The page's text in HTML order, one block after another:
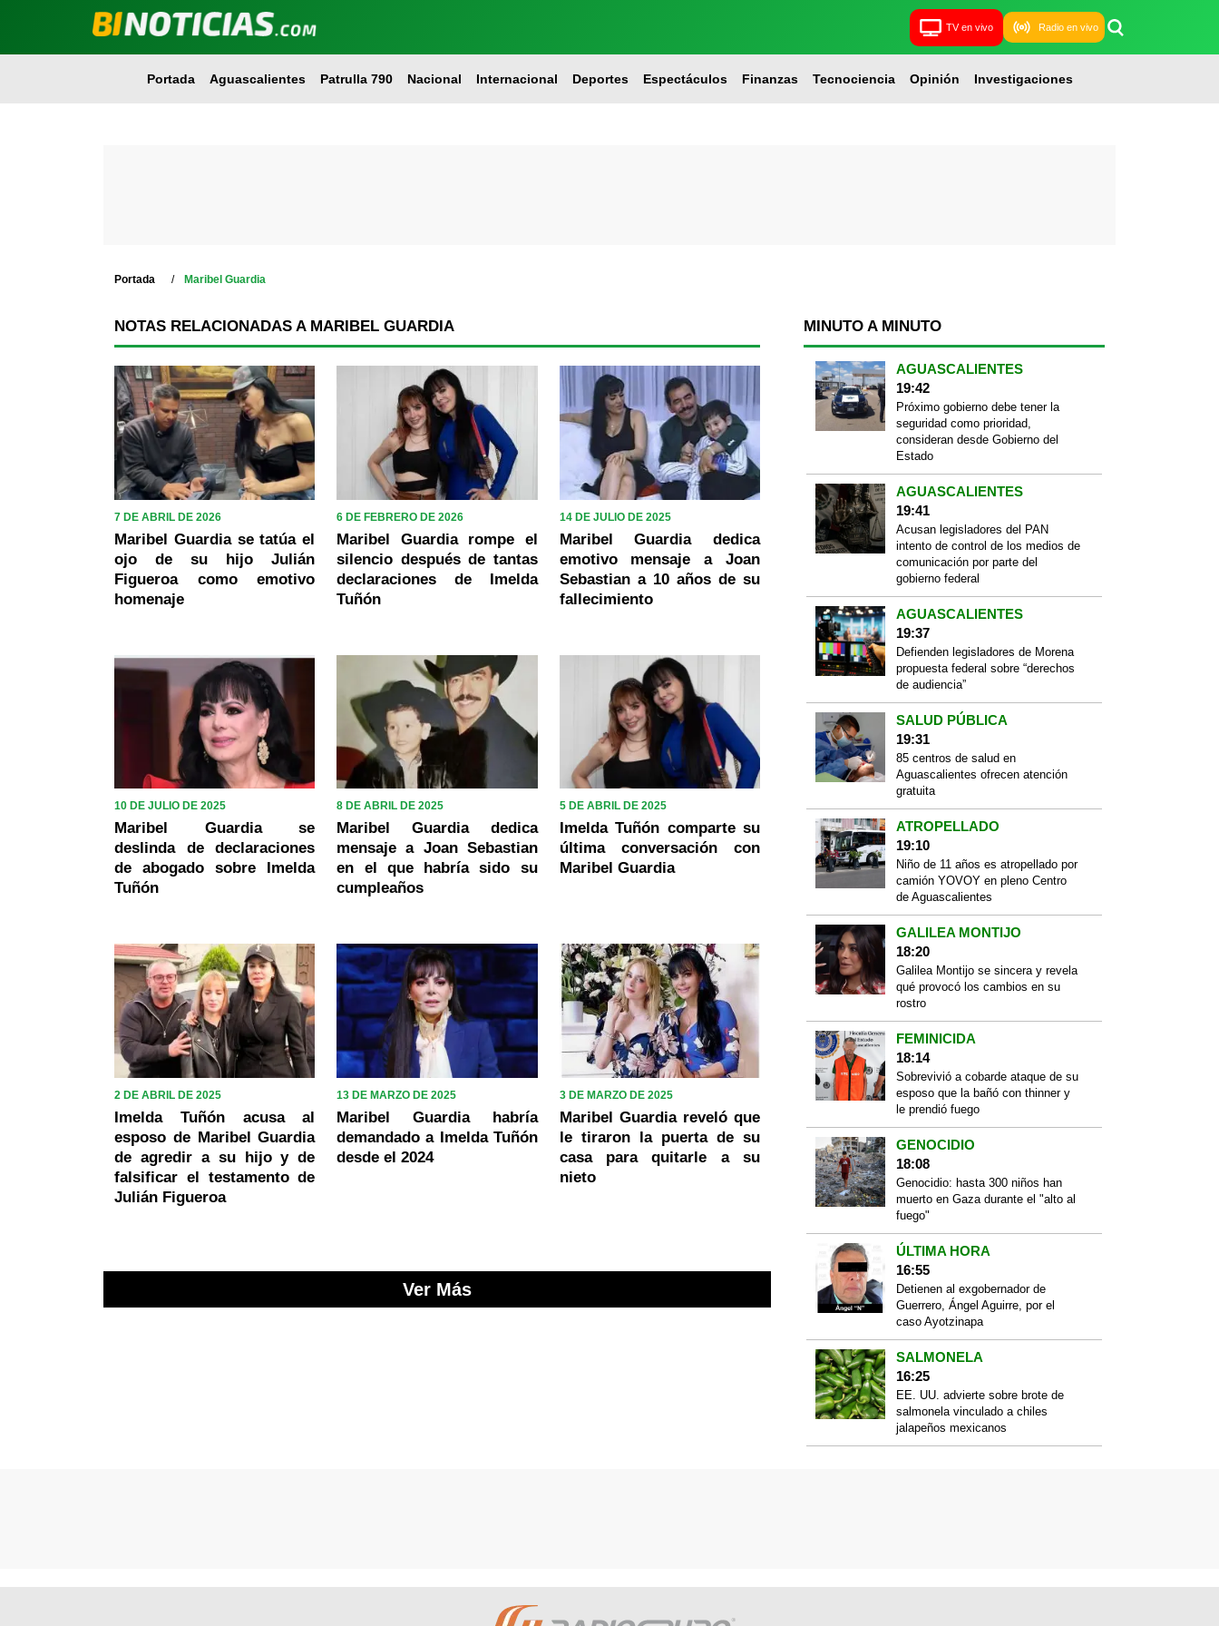
TV en vivo Radio en vivo
Portada Aguascalientes Patrulla 790 Nacional Internacional Deportes Espectáculos Finanzas Tecnociencia Opinión Investigaciones
Portada Maribel Guardia
NOTAS RELACIONADAS A MARIBEL GUARDIA
7 DE ABRIL DE 2026
Maribel Guardia se tatúa el
ojo de su hijo Julián
Figueroa como emotivo
homenaje
6 DE FEBRERO DE 2026
Maribel Guardia rompe el
silencio después de tantas
declaraciones de Imelda
Tuñón
14 DE JULIO DE 2025
Maribel Guardia dedica
emotivo mensaje a Joan
Sebastian a 10 años de su
fallecimiento
10 DE JULIO DE 2025
Maribel Guardia se
deslinda de declaraciones
de abogado sobre Imelda
Tuñón
8 DE ABRIL DE 2025
Maribel Guardia dedica
mensaje a Joan Sebastian
en el que habría sido su
cumpleaños
5 DE ABRIL DE 2025
Imelda Tuñón comparte su
última conversación con
Maribel Guardia
2 DE ABRIL DE 2025
Imelda Tuñón acusa al
esposo de Maribel Guardia
de agredir a su hijo y de
falsificar el testamento de
Julián Figueroa
13 DE MARZO DE 2025
Maribel Guardia habría
demandado a Imelda Tuñón
desde el 2024
3 DE MARZO DE 2025
Maribel Guardia reveló que
le tiraron la puerta de su
casa para quitarle a su
nieto
Ver Más
MINUTO A MINUTO
AGUASCALIENTES
19:42
Próximo gobierno debe tener la
seguridad como prioridad,
consideran desde Gobierno del
Estado
AGUASCALIENTES
19:41
Acusan legisladores del PAN
intento de control de los medios de
comunicación por parte del
gobierno federal
AGUASCALIENTES
19:37
Defienden legisladores de Morena
propuesta federal sobre “derechos
de audiencia”
SALUD PÚBLICA
19:31
85 centros de salud en
Aguascalientes ofrecen atención
gratuita
ATROPELLADO
19:10
Niño de 11 años es atropellado por
camión YOVOY en pleno Centro
de Aguascalientes
GALILEA MONTIJO
18:20
Galilea Montijo se sincera y revela
qué provocó los cambios en su
rostro
FEMINICIDA
18:14
Sobrevivió a cobarde ataque de su
esposo que la bañó con thinner y
le prendió fuego
GENOCIDIO
18:08
Genocidio: hasta 300 niños han
muerto en Gaza durante el "alto al
fuego"
ÚLTIMA HORA
16:55
Detienen al exgobernador de
Guerrero, Ángel Aguirre, por el
caso Ayotzinapa
SALMONELA
16:25
EE. UU. advierte sobre brote de
salmonela vinculado a chiles
jalapeños mexicanos